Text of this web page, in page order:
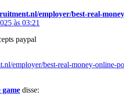
employer/best-real-
às 03:21
paypal
employer/best-real-money-online-
disse: